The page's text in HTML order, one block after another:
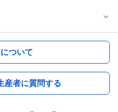
ついて
産者に質問する